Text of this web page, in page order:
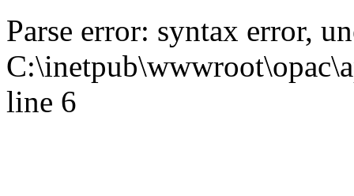
Parse error: syntax error,
line 6